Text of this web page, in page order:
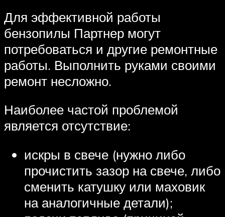
Для эффективной работы
бензопилы Партнер могут
потребоваться и другие ремонтные
работы. Выполнить руками своими
ремонт несложно.
Наиболее частой проблемой
является отсутствие:
искры в свече (нужно либо
прочистить зазор на свече, либо
сменить катушку или маховик
на аналогичные детали);